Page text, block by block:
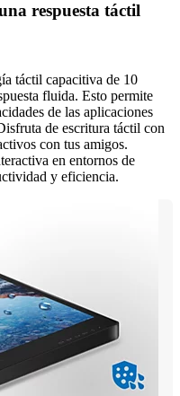
respuesta táctil
táctil capacitiva de 10
fluida. Esto permite
de las aplicaciones
de escritura táctil con
con tus amigos.
en entornos de
y eficiencia.